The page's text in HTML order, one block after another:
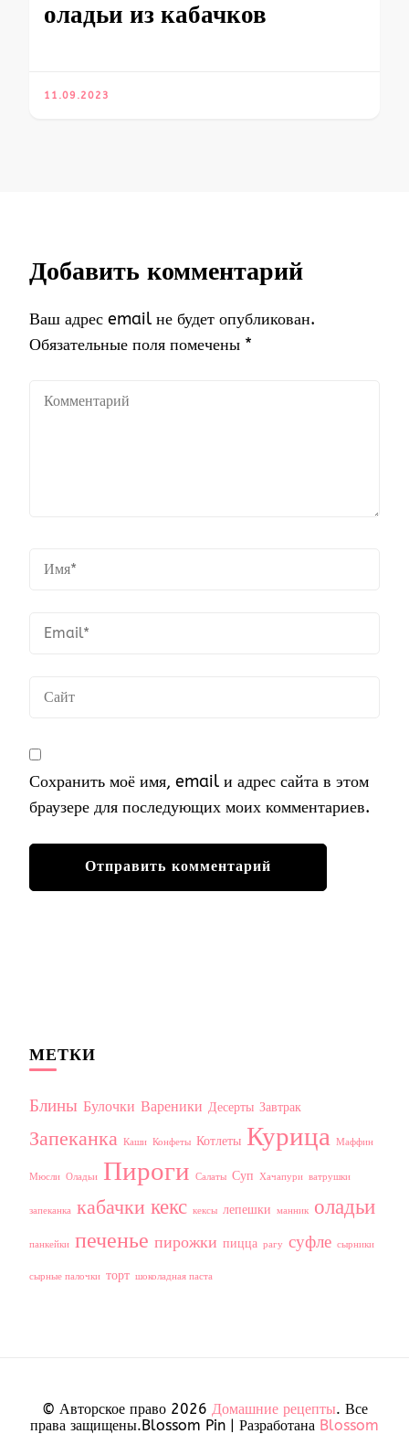
оладьи из кабачков
11.09.2023
Добавить комментарий
Ваш адрес email не будет опубликован.
Обязательные поля помечены *
Сохранить моё имя, email и адрес сайта в этом
браузере для последующих моих комментариев.
МЕТКИ
Блины Булочки Вареники Десерты Завтрак
Запеканка Каши Конфеты Котлеты Курица Маффин
Мюсли Оладьи Пироги Салаты Суп Хачапури ватрушки
запеканка кабачки кекс кексы лепешки манник оладьи
панкейки печенье пирожки пицца рагу суфле сырники
сырные палочки торт шоколадная паста
© Авторское право 2026 Домашние рецепты. Все
права защищены. Blossom Pin | Разработана Blossom